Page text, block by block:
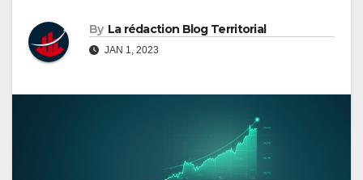
By La rédaction Blog Territorial
JAN 1, 2023